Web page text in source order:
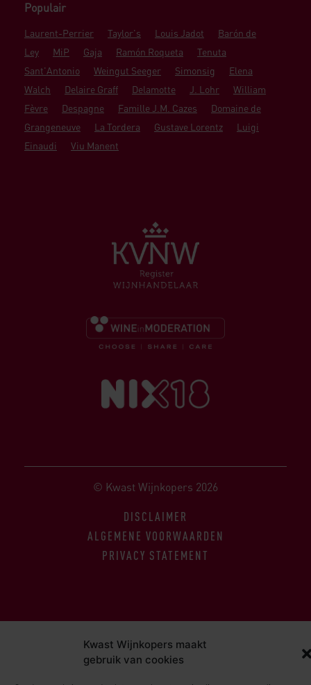
Kwast Wijnkopers maakt
gebruik van cookies
Populair
Laurent-Perrier Taylor's Louis Jadot
Barón de
Ley
MiP Gaja Ramón Roqueta
Tenuta
Sant'Antonio
Weingut Seeger Simonsig
Elena
Walch
Delaire Graff Delamotte J. Lohr
William
Fèvre
Despagne Famille J.M. Cazes
Domaine de
Grangeneuve
La Tordera Gustave Lorentz
Luigi
Einaudi
Viu Manent
© Kwast Wijnkopers 2026
DISCLAIMER
ALGEMENE VOORWAARDEN
PRIVACY STATEMENT